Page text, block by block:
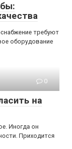
требуют
оборудование
0
на
Иногда он
Приходится